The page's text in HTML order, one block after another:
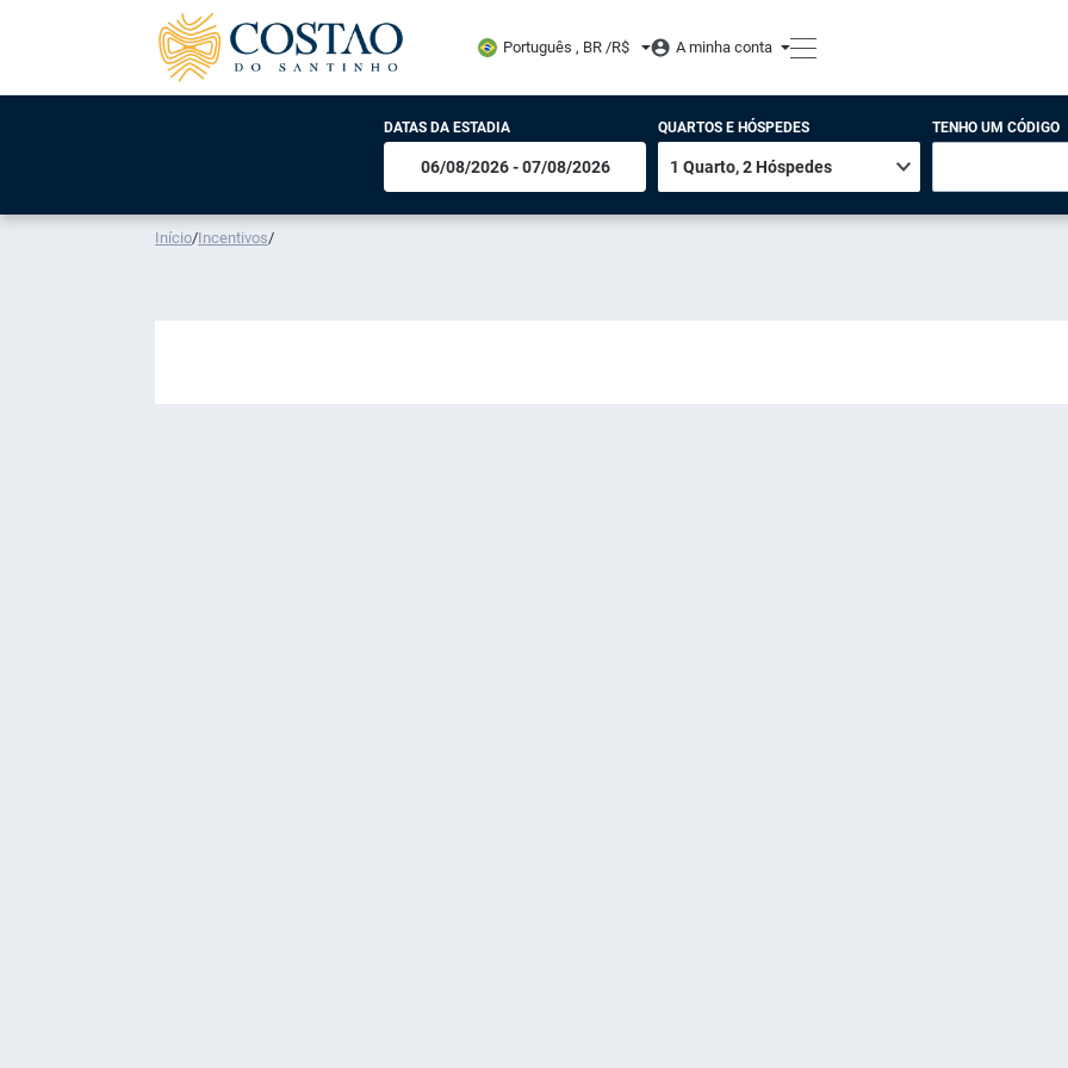
Português , BR /R$ A minha conta
DATAS DA ESTADIA QUARTOS E HÓSPEDES TENHO UM CÓDIGO
Início/Incentivos/